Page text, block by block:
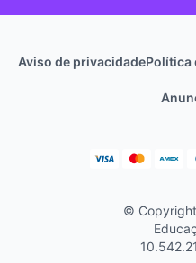
Aviso de privacidadePolítica
©